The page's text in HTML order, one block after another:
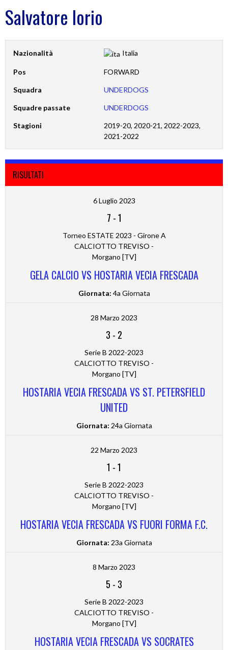
Salvatore Iorio
Nazionalità Italia
Pos FORWARD
Squadra UNDERDOGS
Squadre passate UNDERDOGS
Stagioni
2019-20, 2020-21, 2022-2023,
2021-2022
RISULTATI
6 Luglio 2023
7 -1
Torneo ESTATE 2023 - Girone A
CALCIOTTO TREVISO -
Morgano [TV]
GELA CALCIO VS HOSTARIA VECIA FRESCADA
Giornata: 4a Giornata
28 Marzo 2023
3 - 2
Serie B 2022-2023
CALCIOTTO TREVISO -
Morgano [TV]
HOSTARIA VECIA FRESCADA VS ST. PETERSFIELD
UNITED
Giornata: 24a Giornata
22 Marzo 2023
1 -1
Serie B 2022-2023
CALCIOTTO TREVISO -
Morgano [TV]
HOSTARIA VECIA FRESCADA VS FUORI FORMA F.C.
Giornata: 23a Giornata
8 Marzo 2023
5 - 3
Serie B 2022-2023
CALCIOTTO TREVISO -
Morgano [TV]
HOSTARIA VECIA FRESCADA VS SOCRATES